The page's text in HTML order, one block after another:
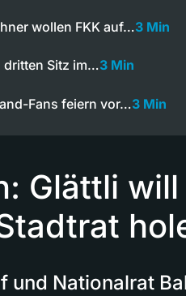
wollen FKK auf…3 Min
dritten Sitz im…3 Min
Fans feiern vor…3 Min
Glättli
und Nationalrat